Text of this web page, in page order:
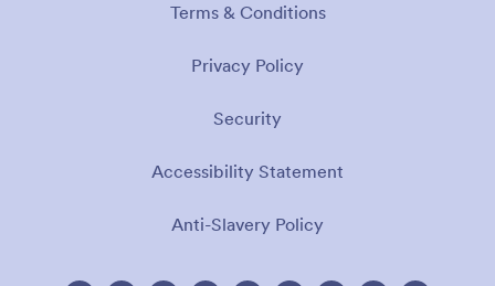
Terms & Conditions
Privacy Policy
Security
Accessibility Statement
Anti-Slavery Policy